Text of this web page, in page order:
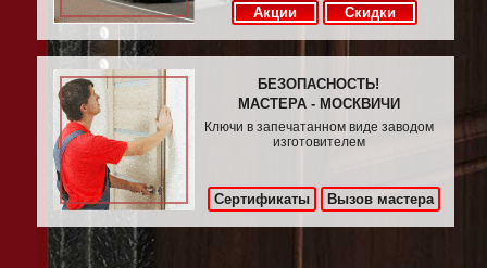
Акции Скидки
БЕЗОПАСНОСТЬ!
МАСТЕРА - МОСКВИЧИ
Ключи в запечатанном виде заводом
изготовителем
Сертификаты Вызов мастера